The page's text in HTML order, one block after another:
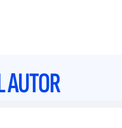
AUTOR